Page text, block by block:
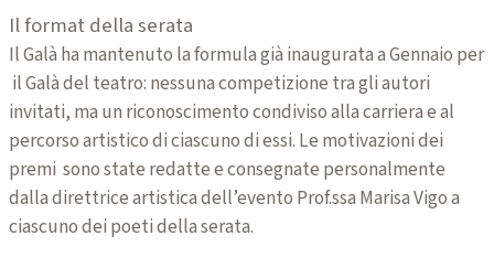
Il format della serata
Il Galà ha mantenuto la formula già inaugurata a Gennaio per
il Galà del teatro: nessuna competizione tra gli autori
invitati, ma un riconoscimento condiviso alla carriera e al
percorso artistico di ciascuno di essi. Le motivazioni dei
premi sono state redatte e consegnate personalmente
dalla direttrice artistica dell’evento Prof.ssa Marisa Vigo a
ciascuno dei poeti della serata.